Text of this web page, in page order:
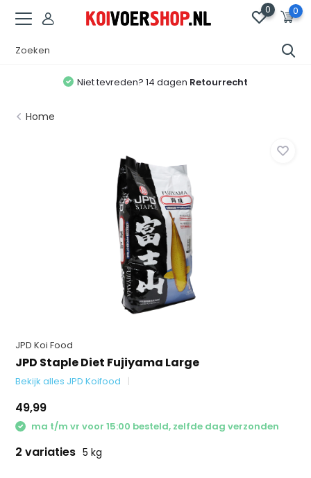
0 0
Niet tevreden? 14 dagen Retourrecht
Home
JPD Koi Food
JPD Staple Diet Fujiyama Large
Bekijk alles JPD Koifood
49,99
ma t/m vr voor 15:00 besteld, zelfde dag verzonden
2 variaties 5 kg